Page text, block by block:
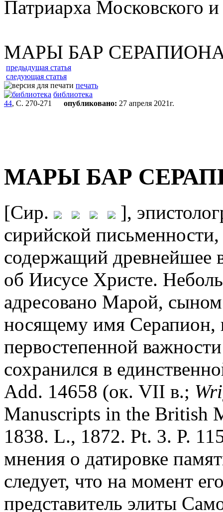
Патриарха Московского
МАРЫ БАР
предыдущая статья
следующая статья
печать
библиотека
44, С. 270-271 опубликовано: 27 апреля 2021г.
МАРЫ БАР
[Сир.
],
сирийской
содержащий древнейшее
об Иисусе Христе.
адресовано Марой,
носящему имя Серапион,
первостепенной
сохранился в
Add. 14658 (ок. VII в.;
Manuscripts in the British
1838. L., 1872. Pt. 3. P.
мнения о датировке
следует, что на момент
представитель элиты